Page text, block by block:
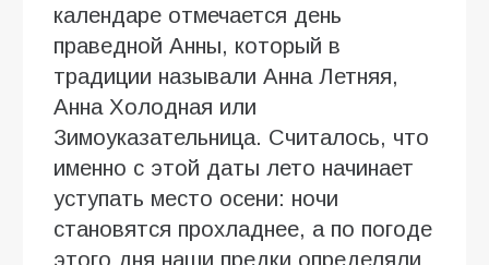
календаре отмечается день
праведной Анны, который в
традиции называли Анна Летняя,
Анна Холодная или
Зимоуказательница. Считалось, что
именно с этой даты лето начинает
уступать место осени: ночи
становятся прохладнее, а по погоде
этого дня наши предки определяли